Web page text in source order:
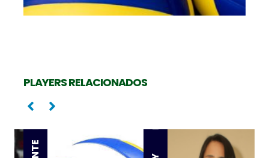
PLAYERS RELACIONADOS
Oposta